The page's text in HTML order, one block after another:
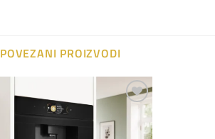
POVEZANI PROIZVODI
Dodaj
listu